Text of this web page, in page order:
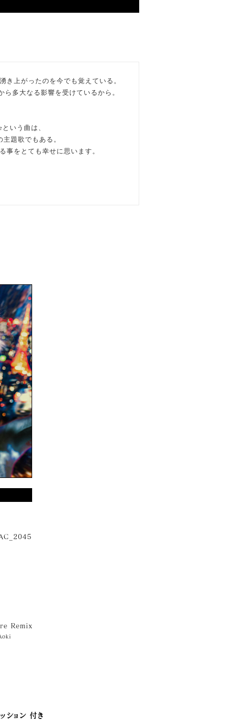
き上がったのを今でも覚えている。
ら 多大なる影響を受けているから。
いう曲は、
題歌でもある。
事をとても幸せに思います。
Remix
ション 付き